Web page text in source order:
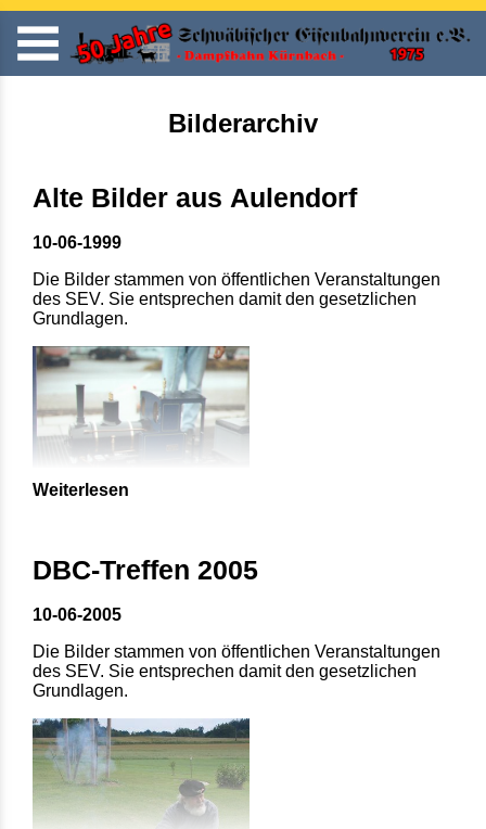
Bilderarchiv
Alte Bilder aus Aulendorf
10-06-1999
Die Bilder stammen von öffentlichen Veranstaltungen
des SEV. Sie entsprechen damit den gesetzlichen
Grundlagen.
Weiterlesen
DBC-Treffen 2005
10-06-2005
Die Bilder stammen von öffentlichen Veranstaltungen
des SEV. Sie entsprechen damit den gesetzlichen
Grundlagen.